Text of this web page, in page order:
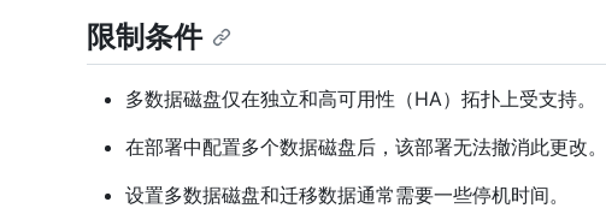
限制条件
多数据磁盘仅在独立和高可用性（HA）拓扑上受支持。
在部署中配置多个数据磁盘后，该部署无法撤消此更改。
设置多数据磁盘和迁移数据通常需要一些停机时间。